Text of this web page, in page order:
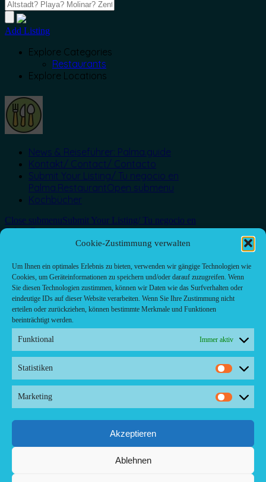
Cookie-Zustimmung verwalten
Um Ihnen ein optimales Erlebnis zu bieten, verwenden wir gängige Technologien wie
Cookies, um Geräteinformationen zu speichern und/oder darauf zuzugreifen. Wenn
Sie diesen Technologien zustimmen, können wir Daten wie das Surfverhalten oder
eindeutige IDs auf dieser Website verarbeiten. Wenn Sie Ihre Zustimmung nicht
erteilen oder zurückziehen, können bestimmte Merkmale und Funktionen
beeinträchtigt werden.
Funktional Immer aktiv
Statistiken
Marketing
Akzeptieren
Ablehnen
News & Reiseführer: Palma.guide
Kontakt/ Contact/ Contacto
Submit Your Listing/ Tu negocio en
Palma.RestaurantOpen submenu
Kochbücher
Close submenuSubmit Your Listing/ Tu negocio en
Palma.Restaurant
Add Listing Sign In
Add Listing
Explore Categories
Restaurants
Explore Locations
Leaflet
Results For
See Filters
More Filter
Sorry! No more filter found for current selections
No Results